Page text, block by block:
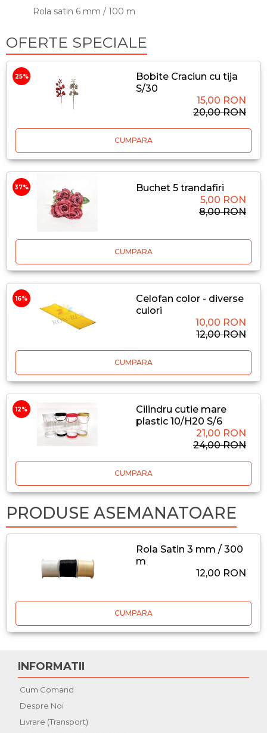
Rola satin 6 mm / 100 m
OFERTE SPECIALE
25%
Bobite Craciun cu tija
S/30
15,00 RON
20,00 RON
CUMPARA
37%
Buchet 5 trandafiri
5,00 RON
8,00 RON
CUMPARA
16%
Celofan color - diverse
culori
10,00 RON
12,00 RON
CUMPARA
12%
Cilindru cutie mare
plastic 10/H20 S/6
21,00 RON
24,00 RON
CUMPARA
PRODUSE ASEMANATOARE
Rola Satin 3 mm / 300
m
12,00 RON
CUMPARA
INFORMATII
Cum Comand
Despre Noi
Livrare (Transport)